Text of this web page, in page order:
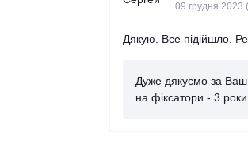
09 грудня 2023
Дякую. Все підійшло.
Дуже дякуємо за
на фіксатори - 3